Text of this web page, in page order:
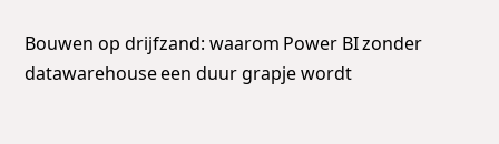
Bouwen op drijfzand: waarom Power BI zonder
datawarehouse een duur grapje wordt